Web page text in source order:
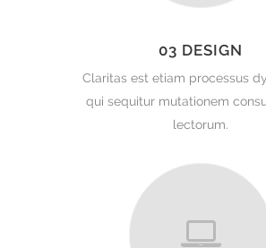
03 DESIGN
Claritas est etiam processus
qui sequitur mutationem
lectorum.